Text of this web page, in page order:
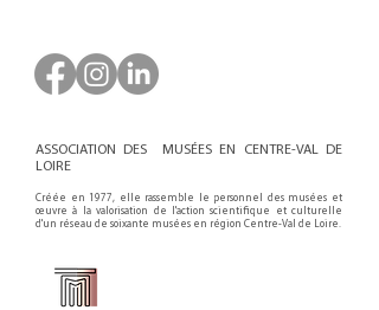
ASSOCIATION DES MUSÉES EN CENTRE-VAL DE
LOIRE
Créée en 1977, elle rassemble le personnel des musées et
œuvre à la valorisation de l'action scientifique et culturelle
d'un réseau de soixante musées en région Centre-Val de Loire.